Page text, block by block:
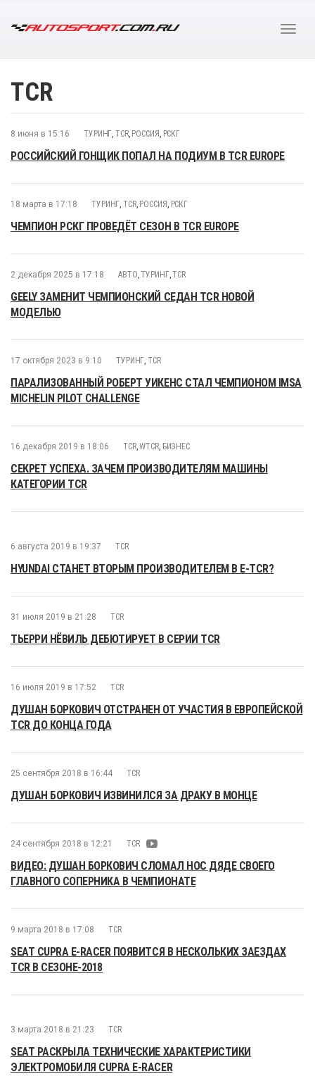
TCR
8 июня в 15:16 ТУРИНГ,TCR, РОССИЯ , РСКГ
РОССИЙСКИЙ ГОНЩИК ПОПАЛ НА ПОДИУМ В TCR EUROPE
18 марта в 17:18 ТУРИНГ,TCR, РОССИЯ , РСКГ
ЧЕМПИОН РСКГ ПРОВЕДЁТ СЕЗОН В TCR EUROPE
2 декабря 2025 в 17:18 АВТО,ТУРИНГ,TCR
GEELY ЗАМЕНИТ ЧЕМПИОНСКИЙ СЕДАН TCR НОВОЙ
МОДЕЛЬЮ
17 октября 2023 в 9:10 ТУРИНГ,TCR
ПАРАЛИЗОВАННЫЙ РОБЕРТ УИКЕНС СТАЛ ЧЕМПИОНОМ IMSA
MICHELIN PILOT CHALLENGE
16 декабря 2019 в 18:06 TCR,WTCR, БИЗНЕС
СЕКРЕТ УСПЕХА. ЗАЧЕМ ПРОИЗВОДИТЕЛЯМ МАШИНЫ
КАТЕГОРИИ TCR
6 августа 2019 в 19:37 TCR
HYUNDAI СТАНЕТ ВТОРЫМ ПРОИЗВОДИТЕЛЕМ В E-TCR?
31 июля 2019 в 21:28 TCR
ТЬЕРРИ НЁВИЛЬ ДЕБЮТИРУЕТ В СЕРИИ TCR
16 июля 2019 в 17:52 TCR
ДУШАН БОРКОВИЧ ОТСТРАНЕН ОТ УЧАСТИЯ В ЕВРОПЕЙСКОЙ
TCR ДО КОНЦА ГОДА
25 сентября 2018 в 16:44 TCR
ДУШАН БОРКОВИЧ ИЗВИНИЛСЯ ЗА ДРАКУ В МОНЦЕ
24 сентября 2018 в 12:21 TCR
ВИДЕО: ДУШАН БОРКОВИЧ СЛОМАЛ НОС ДЯДЕ СВОЕГО
ГЛАВНОГО СОПЕРНИКА В ЧЕМПИОНАТЕ
9 марта 2018 в 17:08 TCR
SEAT CUPRA E-RACER ПОЯВИТСЯ В НЕСКОЛЬКИХ ЗАЕЗДАХ
TCR В СЕЗОНЕ-2018
3 марта 2018 в 21:23 TCR
SEAT РАСКРЫЛА ТЕХНИЧЕСКИЕ ХАРАКТЕРИСТИКИ
ЭЛЕКТРОМОБИЛЯ CUPRA E-RACER